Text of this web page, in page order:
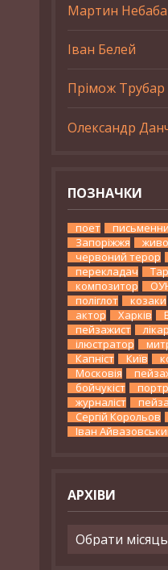
Мартин Небаба
Іван Белей
Прімож Трубар
Олександр
ПОЗНАЧКИ
поет
Запоріжжя
червоний терор
перекладач
композитор
поліглот
козаки
актор
Харків
пейзажист
ілюстратор
Капніст
Київ
Московія
бойчукіст
журналіст
Сергій Корольов
Іван
АРХІВИ
Архіви